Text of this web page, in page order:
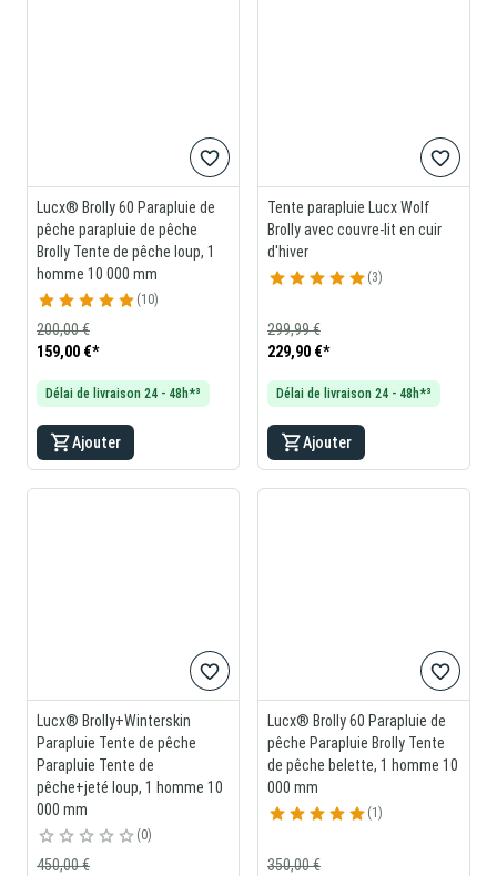
Lucx® Brolly 60 Parapluie de
pêche parapluie de pêche
Brolly Tente de pêche loup, 1
homme 10 000 mm
10
159,00 €*
200,00 €
Délai de livraison 24 - 48h*³
Ajouter
Tente parapluie Lucx Wolf
Brolly avec couvre-lit en cuir
d'hiver
3
229,90 €*
299,99 €
Délai de livraison 24 - 48h*³
Ajouter
Lucx® Brolly+Winterskin
Parapluie Tente de pêche
Parapluie Tente de
pêche+jeté loup, 1 homme 10
000 mm
0
450,00 €
Lucx® Brolly 60 Parapluie de
pêche Parapluie Brolly Tente
de pêche belette, 1 homme 10
000 mm
1
350,00 €